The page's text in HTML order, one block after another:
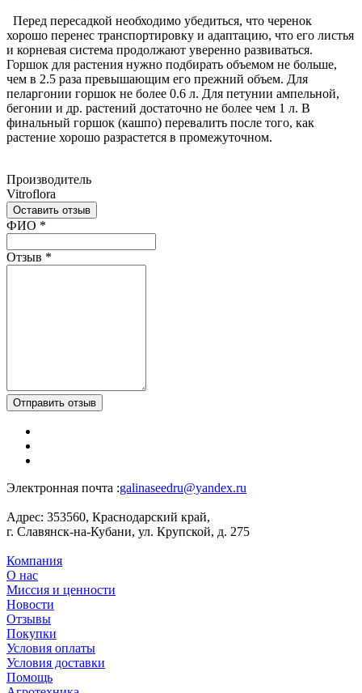
Перед пересадкой необходимо убедиться, что черенок
хорошо перенес транспортировку и адаптацию, что его листья
и корневая система продолжают уверенно развиваться.
Горшок для растения нужно подбирать объемом не больше,
чем в 2.5 раза превышающим его прежний объем. Для
пеларгонии горшок не более 0.6 л. Для петунии ампельной,
бегонии и др. растений достаточно не более чем 1 л. В
финальный горшок (кашпо) перевалить после того, как
растение хорошо разрастется в промежуточном.
Производитель
Vitroflora
Оставить отзыв
Ваш отзыв был отправлен!
ФИО *
Отзыв *
Отправить отзыв
Электронная почта :galinaseedru@yandex.ru
Адрес: 353560, Краснодарский край,
г. Славянск-на-Кубани, ул. Крупской, д. 275
Компания
О нас
Миссия и ценности
Новости
Отзывы
Покупки
Условия оплаты
Условия доставки
Помощь